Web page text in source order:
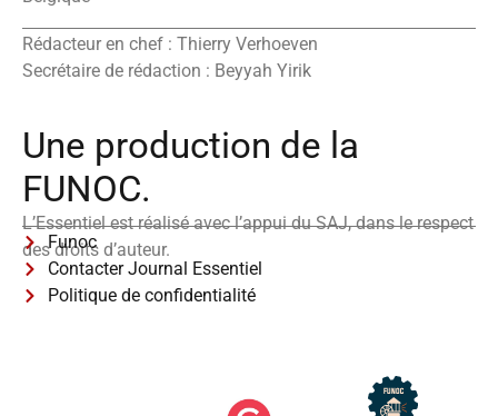
Rédacteur en chef : Thierry Verhoeven
Secrétaire de rédaction : Beyyah Yirik
Une production de la
FUNOC.
L’Essentiel est réalisé avec l’appui du SAJ, dans le respect
des droits d’auteur.
Funoc
Contacter Journal Essentiel
Politique de confidentialité